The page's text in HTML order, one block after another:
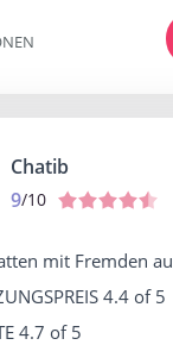
Chatib
9/10
mit Fremden
4.4 of 5
4.7 of 5